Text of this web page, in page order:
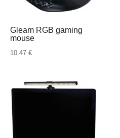
Gleam RGB gaming
mouse
10.47€